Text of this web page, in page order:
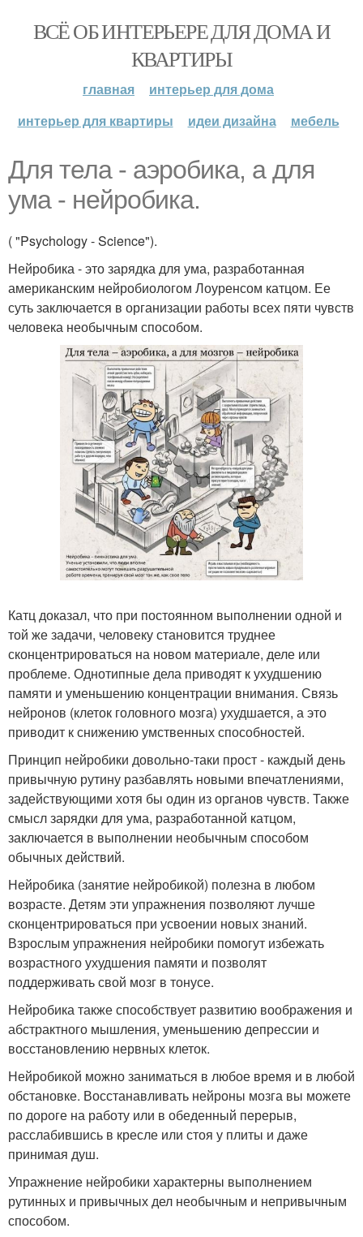
ВСЁ ОБ ИНТЕРЬЕРЕ ДЛЯ ДОМА И
КВАРТИРЫ
главная
интерьер для дома
интерьер для квартиры
идеи дизайна мебель
Для тела - аэробика, а для
ума - нейробика.
( "Psychology - Science").
Нейробика - это зарядка для ума, разработанная
американским нейробиологом Лоуренсом катцом. Ее
суть заключается в организации работы всех пяти чувств
человека необычным способом.
Катц доказал, что при постоянном выполнении одной и
той же задачи, человеку становится труднее
сконцентрироваться на новом материале, деле или
проблеме. Однотипные дела приводят к ухудшению
памяти и уменьшению концентрации внимания. Связь
нейронов (клеток головного мозга) ухудшается, а это
приводит к снижению умственных способностей.
Принцип нейробики довольно-таки прост - каждый день
привычную рутину разбавлять новыми впечатлениями,
задействующими хотя бы один из органов чувств. Также
смысл зарядки для ума, разработанной катцом,
заключается в выполнении необычным способом
обычных действий.
Нейробика (занятие нейробикой) полезна в любом
возрасте. Детям эти упражнения позволяют лучше
сконцентрироваться при усвоении новых знаний.
Взрослым упражнения нейробики помогут избежать
возрастного ухудшения памяти и позволят
поддерживать свой мозг в тонусе.
Нейробика также способствует развитию воображения и
абстрактного мышления, уменьшению депрессии и
восстановлению нервных клеток.
Нейробикой можно заниматься в любое время и в любой
обстановке. Восстанавливать нейроны мозга вы можете
по дороге на работу или в обеденный перерыв,
расслабившись в кресле или стоя у плиты и даже
принимая душ.
Упражнение нейробики характерны выполнением
рутинных и привычных дел необычным и непривычным
способом.